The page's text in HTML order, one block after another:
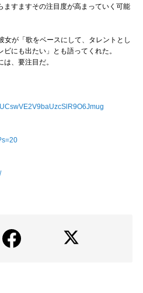
ますますその注目度が高まっていく可能
が「歌をベースにして、タレントとし
にも出たい」とも語ってくれた。
、要注目だ。